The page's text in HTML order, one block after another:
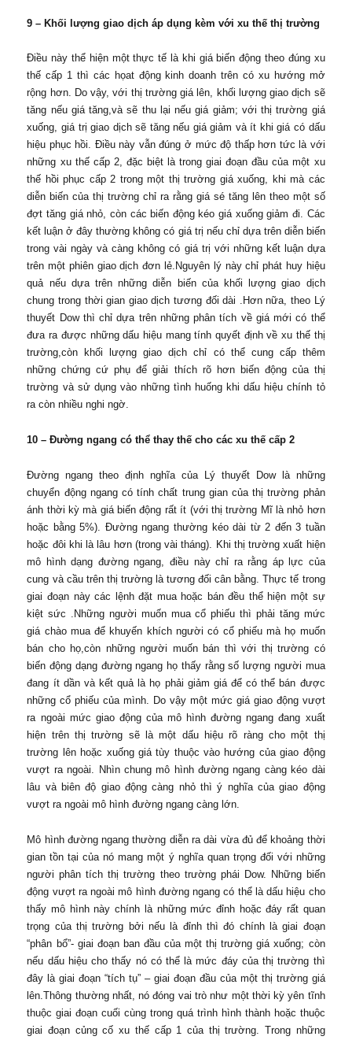
9 – Khối lượng giao dịch áp dụng kèm với xu thế thị trường
Điều này thể hiện một thực tế là khi giá biến động theo đúng xu
thế cấp 1 thì các họat động kinh doanh trên có xu hướng mở
rộng hơn. Do vậy, với thị trường giá lên, khối lượng giao dịch sẽ
tăng nếu giá tăng,và sẽ thu lại nếu giá giảm; với thị trường giá
xuống, giá trị giao dịch sẽ tăng nếu giá giảm và ít khi giá có dấu
hiệu phục hồi. Điều này vẫn đúng ở mức độ thấp hơn tức là với
những xu thế cấp 2, đặc biệt là trong giai đoạn đầu của một xu
thế hồi phục cấp 2 trong một thị trường giá xuống, khi mà các
diễn biến của thị trường chỉ ra rằng giá sé tăng lên theo một số
đợt tăng giá nhỏ, còn các biến động kéo giá xuống giảm đi. Các
kết luận ở đây thường không có giá trị nếu chỉ dựa trên diễn biến
trong vài ngày và càng không có giá trị với những kết luận dựa
trên một phiên giao dịch đơn lẻ.Nguyên lý này chỉ phát huy hiệu
quả nếu dựa trên những diễn biến của khối lượng giao dịch
chung trong thời gian giao dịch tương đối dài .Hơn nữa, theo Lý
thuyết Dow thì chỉ dựa trên những phân tích về giá mới có thể
đưa ra được những dấu hiệu mang tính quyết định về xu thế thị
trường,còn khối lượng giao dịch chỉ có thể cung cấp thêm
những chứng cứ phụ để giải thích rõ hơn biến động của thị
trường và sử dụng vào những tình huống khi dấu hiệu chính tỏ
ra còn nhiều nghi ngờ.
10 – Đường ngang có thể thay thế cho các xu thế cấp 2
Đường ngang theo định nghĩa của Lý thuyết Dow là những
chuyển động ngang có tính chất trung gian của thị trường phản
ánh thời kỳ mà giá biến động rất ít (với thị trường Mĩ là nhỏ hơn
hoặc bằng 5%). Đường ngang thường kéo dài từ 2 đến 3 tuần
hoặc đôi khi là lâu hơn (trong vài tháng). Khi thị trường xuất hiện
mô hình dạng đường ngang, điều này chỉ ra rằng áp lực của
cung và cầu trên thị trường là tương đối cân bằng. Thực tế trong
giai đoạn này các lệnh đặt mua hoặc bán đều thể hiện một sự
kiệt sức .Những người muốn mua cổ phiếu thì phải tăng mức
giá chào mua để khuyến khích người có cổ phiếu mà họ muốn
bán cho họ,còn những người muốn bán thì với thị trường có
biến động dạng đường ngang họ thấy rằng số lượng người mua
đang ít dần và kết quả là họ phải giảm giá để có thể bán được
những cổ phiếu của mình. Do vậy một mức giá giao động vượt
ra ngoài mức giao động của mô hình đường ngang đang xuất
hiện trên thị trường sẽ là một dấu hiệu rõ ràng cho một thị
trường lên hoặc xuống giá tùy thuộc vào hướng của giao động
vượt ra ngoài. Nhìn chung mô hình đường ngang càng kéo dài
lâu và biên độ giao động càng nhỏ thì ý nghĩa của giao động
vượt ra ngoài mô hình đường ngang càng lớn.
Mô hình đường ngang thường diễn ra dài vừa đủ để khoảng thời
gian tồn tại của nó mang một ý nghĩa quan trọng đối với những
người phân tích thị trường theo trường phái Dow. Những biến
động vượt ra ngoài mô hình đường ngang có thể là dấu hiệu cho
thấy mô hình này chính là những mức đỉnh hoặc đáy rất quan
trọng của thị trường bởi nếu là đỉnh thì đó chính là giai đoạn
“phân bổ”- giai đoạn ban đầu của một thị trường giá xuống; còn
nếu dấu hiệu cho thấy nó có thể là mức đáy của thị trường thì
đây là giai đoạn “tích tụ” – giai đoạn đầu của một thị trường giá
lên.Thông thường nhất, nó đóng vai trò như một thời kỳ yên tĩnh
thuộc giai đoạn cuối cùng trong quá trình hình thành hoặc thuộc
giai đoạn củng cố xu thế cấp 1 của thị trường. Trong những